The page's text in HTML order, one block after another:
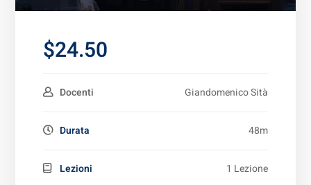
$24.50
Docenti Giandomenico Sità
Durata 48m
Lezioni 1 Lezione